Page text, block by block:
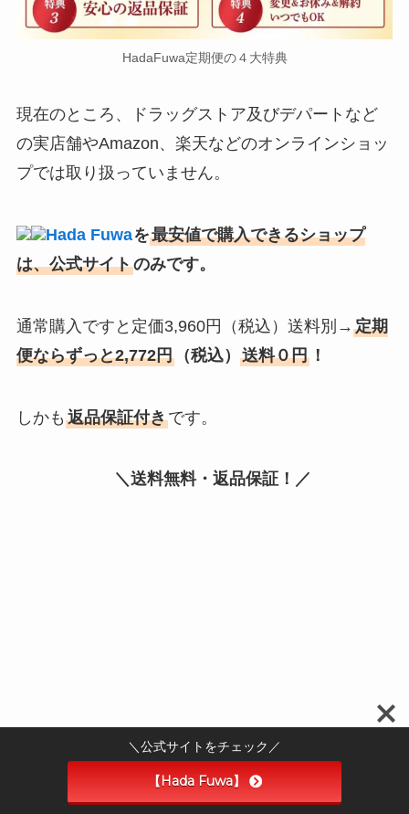
HadaFuwa定期便の４大特典
現在のところ、ドラッグストア及びデパートなど
の実店舗やAmazon、楽天などのオンラインショッ
プでは取り扱っていません。
Hada Fuwaを最安値で購入できるショップ
は、公式サイトのみです。
通常購入ですと定価3,960円（税込）送料別→ 定期
便ならずっと2,772円（税込） 送料０円！
しかも 返品保証付きです。
＼送料無料・返品保証！／
＼公式サイトをチェック／
【Hada Fuwa】